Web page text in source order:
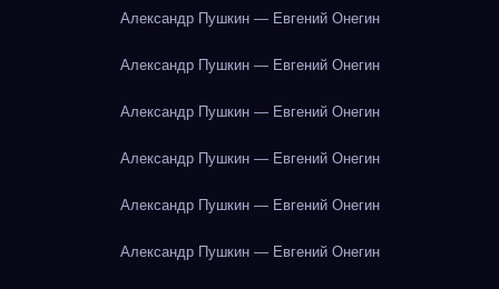
Александр Пушкин — Евгений Онегин
Александр Пушкин — Евгений Онегин
Александр Пушкин — Евгений Онегин
Александр Пушкин — Евгений Онегин
Александр Пушкин — Евгений Онегин
Александр Пушкин — Евгений Онегин